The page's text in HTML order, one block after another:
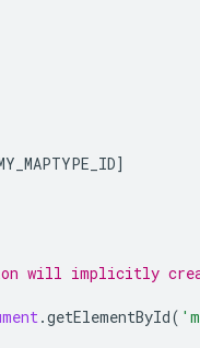
]
will implicitly
.getElementById(